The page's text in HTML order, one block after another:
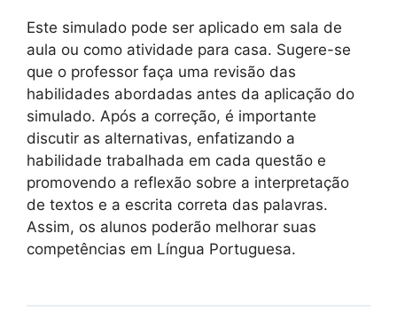
Este simulado pode ser aplicado em sala de
aula ou como atividade para casa. Sugere-se
que o professor faça uma revisão das
habilidades abordadas antes da aplicação do
simulado. Após a correção, é importante
discutir as alternativas, enfatizando a
habilidade trabalhada em cada questão e
promovendo a reflexão sobre a interpretação
de textos e a escrita correta das palavras.
Assim, os alunos poderão melhorar suas
competências em Língua Portuguesa.